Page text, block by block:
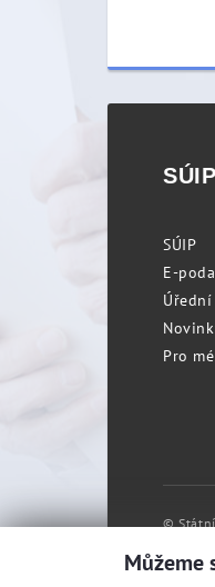
SÚIP
SÚIP
E-
Pro
© Státní
Můžeme